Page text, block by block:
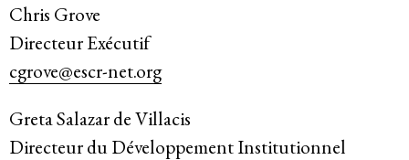
Chris Grove
Directeur Exécutif
cgrove@escr-net.org
Greta Salazar de Villacis
Directeur du Développement Institutionnel